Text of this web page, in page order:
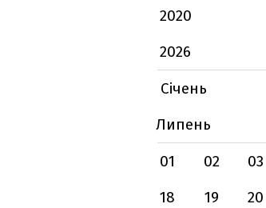
2020
2026
Січень
Липень
01
02 03
18
19 20